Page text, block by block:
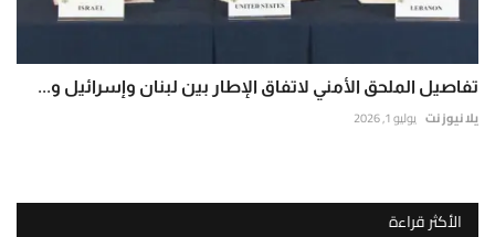
تفاصيل الملحق الأمني لاتفاق الإطار بين لبنان وإسرائيل و...
يلا نيوز نت يوليو 1, 2026
الأكثر قراءة